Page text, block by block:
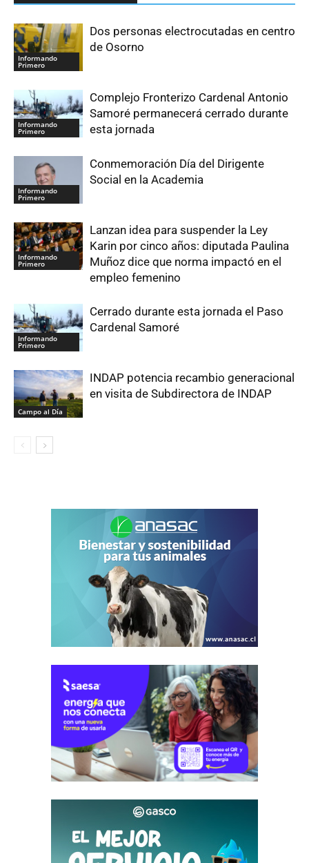
Informando
Primero
Dos personas electrocutadas en centro
de Osorno
Informando
Primero
Complejo Fronterizo Cardenal Antonio
Samoré permanecerá cerrado durante
esta jornada
Informando
Primero
Conmemoración Día del Dirigente
Social en la Academia
Informando
Primero
Lanzan idea para suspender la Ley
Karin por cinco años: diputada Paulina
Muñoz dice que norma impactó en el
empleo femenino
Informando
Primero
Cerrado durante esta jornada el Paso
Cardenal Samoré
Campo al Día
INDAP potencia recambio generacional
en visita de Subdirectora de INDAP